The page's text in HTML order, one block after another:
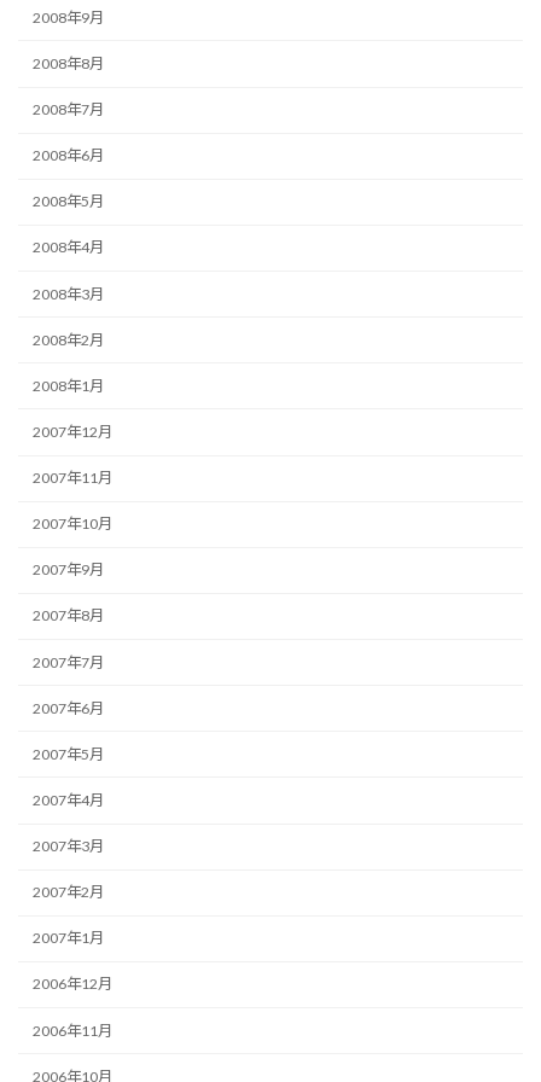
2008年9月
2008年8月
2008年7月
2008年6月
2008年5月
2008年4月
2008年3月
2008年2月
2008年1月
2007年12月
2007年11月
2007年10月
2007年9月
2007年8月
2007年7月
2007年6月
2007年5月
2007年4月
2007年3月
2007年2月
2007年1月
2006年12月
2006年11月
2006年10月